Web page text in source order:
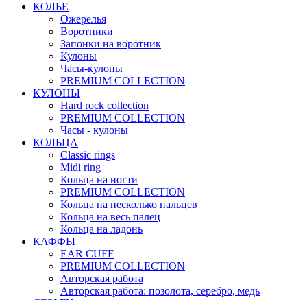
КОЛЬЕ
Ожерелья
Воротники
Запонки на воротник
Кулоны
Часы-кулоны
PREMIUM COLLECTION
КУЛОНЫ
Hard rock collection
PREMIUM COLLECTION
Часы - кулоны
КОЛЬЦА
Classic rings
Midi ring
Кольца на ногти
PREMIUM COLLECTION
Кольца на несколько пальцев
Кольца на весь палец
Кольца на ладонь
КАФФЫ
EAR CUFF
PREMIUM COLLECTION
Авторская работа
Авторская работа: позолота, серебро, медь